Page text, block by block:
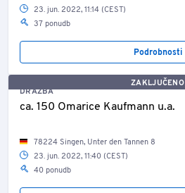
23. jun. 2022, 11:14 (CEST)
37 ponudb
Podrobnosti
ZAKLJUČENO
DRAŽBA
ca. 150 Omarice Kaufmann u.a.
78224 Singen, Unter den Tannen 8
23. jun. 2022, 11:40 (CEST)
40 ponudb